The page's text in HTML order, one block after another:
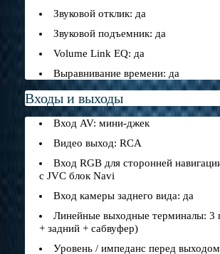
Звуковой отклик: да
Звуковой подъемник: да
Volume Link EQ: да
Выравнивание времени: да
Входы и выходы
Вход AV: мини-джек
Видео выход: RCA
Вход RGB для сторонней
с JVC блок Navi
Вход камеры заднего вида: да
Линейные выходные терминалы: 3
+ задний + сабвуфер)
Уровень / импеданс перед